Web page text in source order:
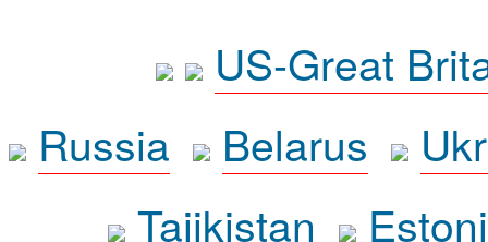
US-Great
Russia
Belarus
Tajikistan